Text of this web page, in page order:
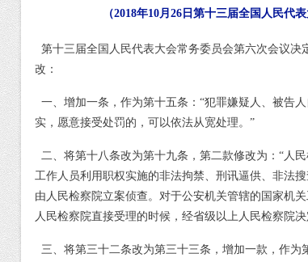
（2018年10月26日第十三届全国人民代
第十三届全国人民代表大会常务委员会第六次会议
改：
一、 增加一条，作为第十五条： “犯罪嫌疑人、被告
实，愿意接受处罚的，可以依法从宽处理。”
二、将第十八条改为第十九条，第二款修改为： “人
工作人员利用职权实施的非法拘禁、刑讯逼供、非法
由人民检察院立案侦查。对于公安机关管辖的国家机
人民检察院直接受理的时候，经省级以上人民检察院
三、将第三十二条改为第三十三条，增加一款，作为